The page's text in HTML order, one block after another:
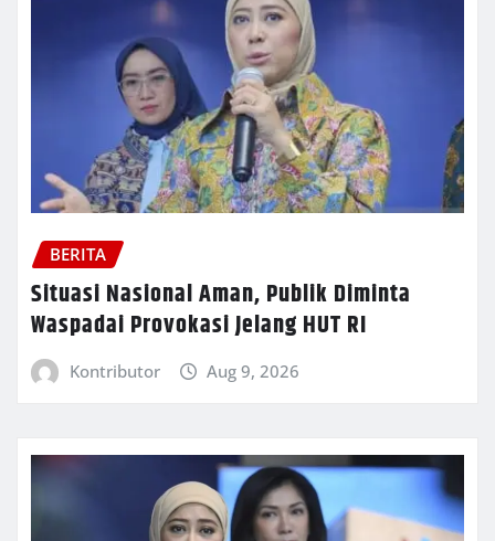
BERITA
Situasi Nasional Aman, Publik Diminta
Waspadai Provokasi Jelang HUT RI
Kontributor Aug 9, 2026